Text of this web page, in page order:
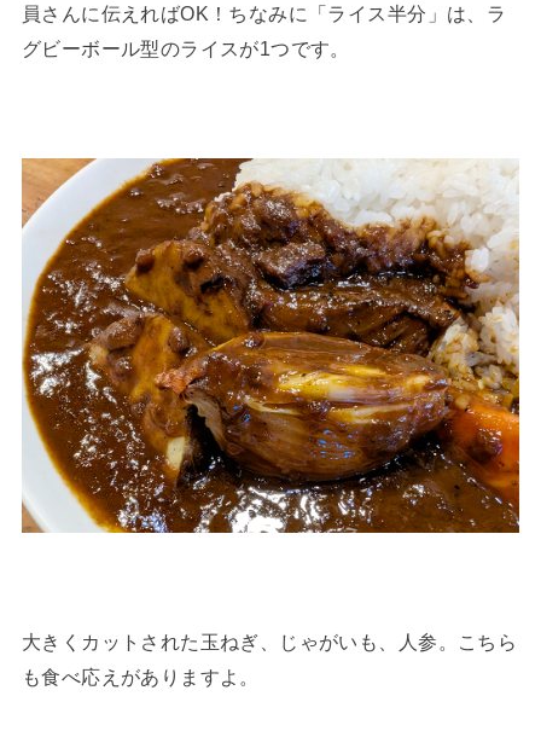
員さんに伝えればOK！ちなみに「ライス半分」は、ラ
グビーボール型のライスが1つです。
大きくカットされた玉ねぎ、じゃがいも、人参。こちら
も食べ応えがありますよ。